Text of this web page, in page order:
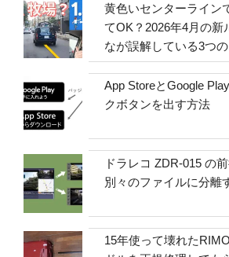
黄色いセンターライン
てOK？2026年4月の新
なが誤解している3つの
App StoreとGoogle
クボタンを出す方法
ドラレコ ZDR-015 の
別々のファイルに分離
15年使って壊れた